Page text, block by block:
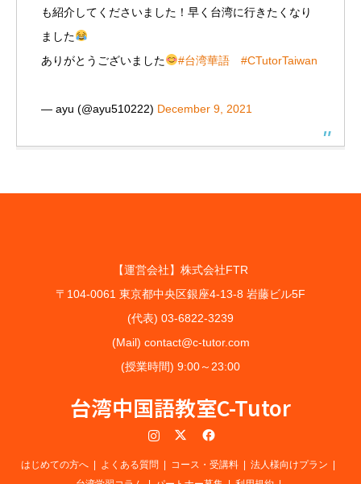
も紹介してくださいました！早く台湾に行きたくなり
ました
ありがとうございました
#台湾華語 #CTutorTaiwan
— ayu (@ayu510222) December 9, 2021
【運営会社】株式会社FTR
〒104-0061 東京都中央区銀座4-13-8 岩藤ビル5F
(代表) 03-6822-3239
(Mail) contact@c-tutor.com
(授業時間) 9:00～23:00
台湾中国語教室C-Tutor
はじめての方へ よくある質問 コース・受講料
法人様向けプラン